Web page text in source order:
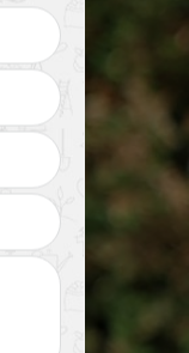
Entreprise de
jardinage 28